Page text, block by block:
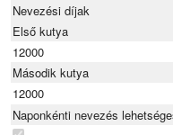
Nevezés kezdete:
Október 17. (hétfő) 9:00
-https://forms.gle/
Részletes nevezési felhívás:
https://drive.google.com/file/
fSDmW2XiGEMP/
Nevezési díjak
Első kutya
12000
Második kutya
12000
Naponkénti nevezés